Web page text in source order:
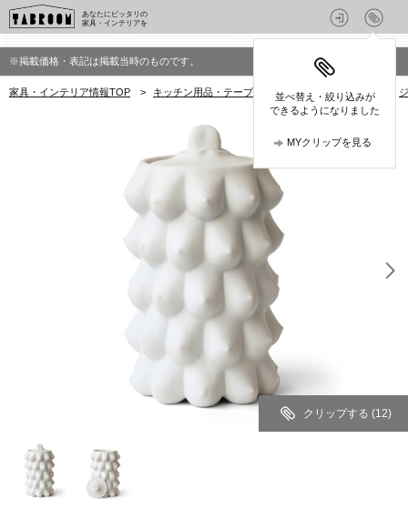
あなたにピッタリの
家具・インテリアを
並べ替え・絞り込みが
できるようになりました
MYクリップを見る
※掲載価格・表記は掲載当時のものです。
家具・インテリア情報TOP > キッチン用品・テーブルウェア > キャニスター
クリップする (12)